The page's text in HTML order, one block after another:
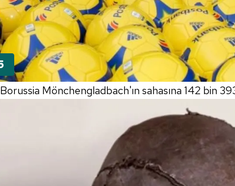
Borussia Mönchengladbach'ın sahasına 142 bin